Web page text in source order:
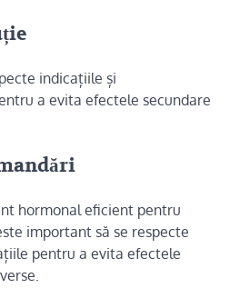
indicațiile și
a evita efectele secundare
hormonal eficient pentru
important să se respecte
pentru a evita efectele